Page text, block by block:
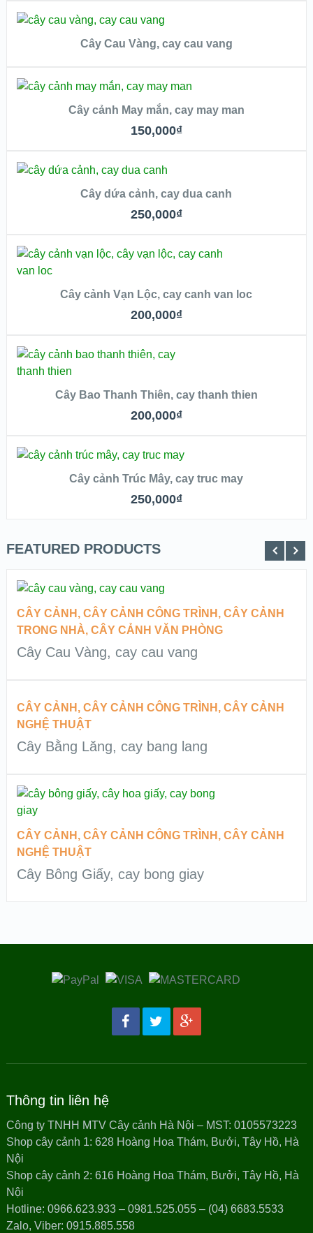
VIEW DETAILS
ĐỌC TIẾP
Cây Cau Vàng, cay cau vang
QUICK LOOK
THÊM VÀO GIỎ
Cây cảnh May mắn, cay may man
150,000₫
QUICK LOOK
THÊM VÀO GIỎ
Cây dứa cảnh, cay dua canh
250,000₫
QUICK LOOK
Cây cảnh Vạn Lộc, cay canh van loc
200,000₫
QUICK LOOK
Cây Bao Thanh Thiên, cay thanh thien
200,000₫
QUICK LOOK
THÊM VÀO GIỎ
Cây cảnh Trúc Mây, cay truc may
250,000₫
FEATURED PRODUCTS
QUICK LOOK
VIEW DETAILS
ĐỌC TIẾP
CÂY CẢNH , CÂY CẢNH CÔNG TRÌNH , CÂY CẢNH
TRONG NHÀ, CÂY CẢNH VĂN PHÒNG
Cây Cau Vàng, cay cau vang
QUICK LOOK
CÂY CẢNH , CÂY CẢNH CÔNG TRÌNH , CÂY CẢNH
NGHỆ THUẬT
Cây Bằng Lăng, cay bang lang
QUICK LOOK
VIEW DETAILS
CÂY CẢNH , CÂY CẢNH CÔNG TRÌNH , CÂY CẢNH
NGHỆ THUẬT
Cây Bông Giấy, cay bong giay
Thông tin liên hệ
Công ty TNHH MTV Cây cảnh Hà Nội – MST: 0105573223
Shop cây cảnh 1: 628 Hoàng Hoa Thám, Bưởi, Tây Hồ, Hà
Nội
Shop cây cảnh 2: 616 Hoàng Hoa Thám, Bưởi, Tây Hồ, Hà
Nội
Hotline: 0966.623.933 – 0981.525.055 – (04) 6683.5533
Zalo, Viber: 0915.885.558